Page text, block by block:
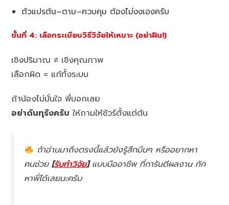
ตัวแปรต้น–ตาม–ควบคุม ต้องไม่งงเองครับ
ขั้นที่ 4: เลือกระเบียบวิธีวิจัยให้เหมาะ (อย่าฝืน!)
เชิงปริมาณ ≠ เชิงคุณภาพ
เลือกผิด = แก้ทั้งระบบ
ถ้าน้องไม่มั่นใจ พี่บอกเลย
อย่าดันทุรังครับ ให้ถามให้ชัวร์ตั้งแต่ต้น
ถ้าอ่านมาถึงตรงนี้แล้วยังรู้สึกมึนๆ หรืออยากหา
คนช่วย[รับทำวิจัย]แบบมืออาชีพ ที่การันตีผลงาน ทัก
หาพี่ได้เลยนะครับ